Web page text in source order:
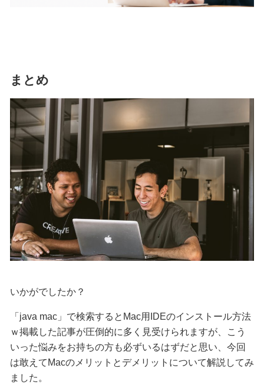
まとめ
いかがでしたか？
「java mac」で検索するとMac用IDEのインストール方法
ｗ掲載した記事が圧倒的に多く見受けられますが、こう
いった悩みをお持ちの方も必ずいるはずだと思い、今回
は敢えてMacのメリットとデメリットについて解説してみ
ました。